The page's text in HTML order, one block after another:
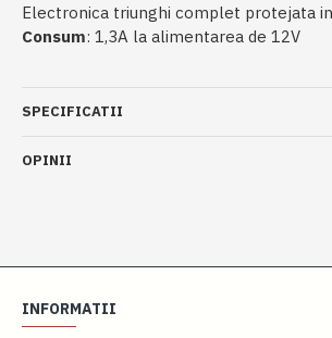
Electronica triunghi complet protejata
Consum: 1,3A la alimentarea de 12V
SPECIFICATII
OPINII
INFORMATII